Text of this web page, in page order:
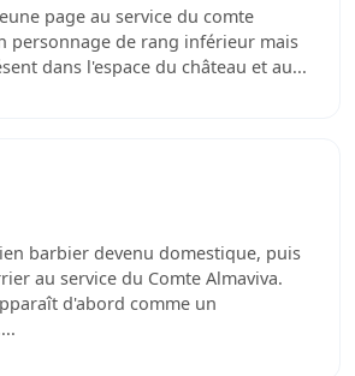
page au service du comte
personnage de rang inférieur mais
dans l'espace du château et au...
barbier devenu domestique, puis
au service du Comte Almaviva.
d'abord comme un